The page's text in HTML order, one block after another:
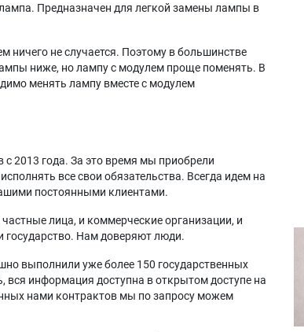
Предназначен для легкой замены лампы в
ничего не случается. Поэтому в большинстве
ниже, но лампу с модулем проще поменять. В
менять лампу вместе с модулем
2013 года. За это время мы приобрели
все свои обязательства. Всегда идем на
постоянными клиентами.
лица, и коммерческие организации, и
государство. Нам доверяют люди.
выполнили уже более 150 государственных
вся информация доступна в открытом доступе на
нами контрактов мы по запросу можем